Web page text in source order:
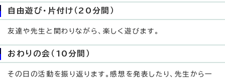
自由遊び・片付け（20分間）
友達や先生と関わりながら、楽しく遊びます。
おわりの会（10分間）
その日の活動を振り返ります。感想を発表したり、先生から一